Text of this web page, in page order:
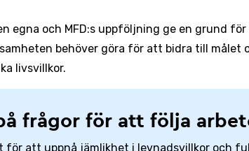
egna och MFD:s uppföljning ge en grund för
behöver göra för att bidra till målet
livsvillkor.
frågor för att följa
för att uppnå jämlikhet i levnadsvillkor och